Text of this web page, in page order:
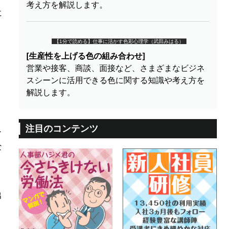
考え方を解説します。
【1分で読める】仕事に活かす色彩心理学（武田みはる）
[生産性を上げる色の組み合わせ]
営業や接客、商談、面接など、さまざまなビジネ
スシーンに活用できる色に関する知識や考え方を
解説します。
注目のコンテンツ